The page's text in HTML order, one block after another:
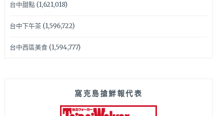
台中甜點(1,621,018)
台中下午茶(1,596,722)
台中西區美食(1,594,777)
窩克島搶鮮報代表